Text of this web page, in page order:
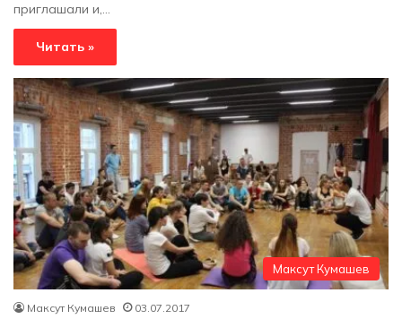
приглашали и,…
Читать »
Максут Кумашев
Максут Кумашев 03.07.2017